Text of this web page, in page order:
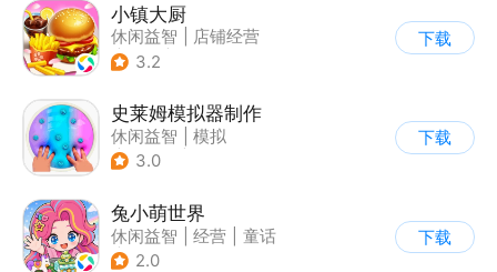
小镇大厨
休闲益智
店铺经营
| 美食
3.2
下载
史莱姆模拟器制作
休闲益智
模拟
| 史莱姆
3.0
下载
兔小萌世界
休闲益智 经营
童话
| 捏脸
2.0
下载